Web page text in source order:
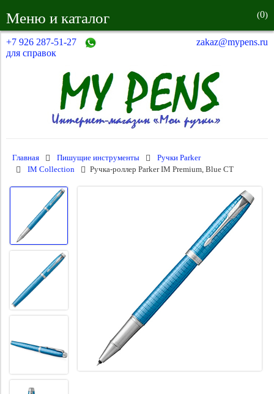
Меню и каталог (0)
+7 926 287-51-27
для справок
zakaz@mypens.ru
Главная Пишущие инструменты
Ручки Parker
IM Collection
Ручка-роллер Parker IM Premium, Blue CT